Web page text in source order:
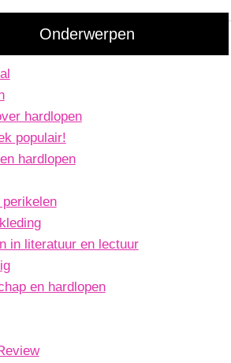
Onderwerpen
hardlopen
populair!
hardlopen
perikelen
in literatuur en lectuur
en hardlopen